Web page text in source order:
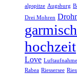
alpspitze Augsburg
Drei Mohren
hochzeit
Love
Rabea Riessersee